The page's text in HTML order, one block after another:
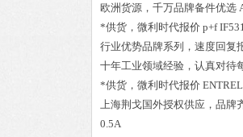
欧洲货源，千万品牌备件优选
*供货，微利时代报价 p+f
行业优势品牌系列，速度回复
十年工业领域经验，认真对待
*供货，微利时代报价
上海荆戈国外授权供应，品牌
0.5A